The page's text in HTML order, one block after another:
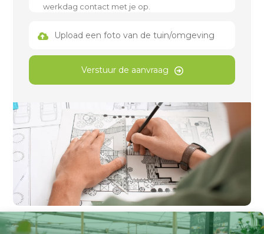
Upload een foto van de tuin/omgeving
Verstuur de aanvraag